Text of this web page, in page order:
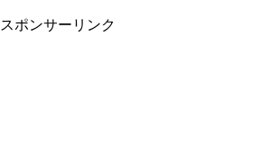
スポンサーリンク